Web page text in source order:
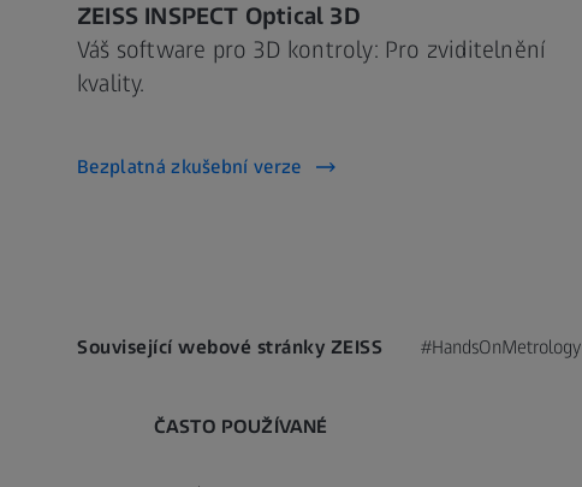
ZEISS INSPECT Optical 3D
Váš software pro 3D kontroly: Pro zviditelnění
kvality.
Bezplatná zkušební verze
Související webové stránky ZEISS #HandsOnMetrology
ČASTO POUŽÍVANÉ